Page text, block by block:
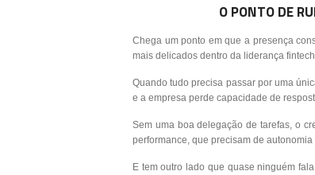
O PONTO DE
Chega um ponto em que a presença
mais delicados dentro da liderança
Quando tudo precisa passar por uma
e a empresa perde capacidade de
Sem uma boa delegação de tarefas, o
performance, que precisam de
E tem outro lado que quase ninguém